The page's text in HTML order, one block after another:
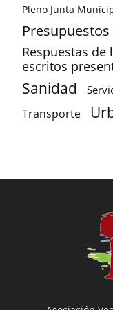
Pleno Junta
Respuestas
escritos
Sanidad
Transporte